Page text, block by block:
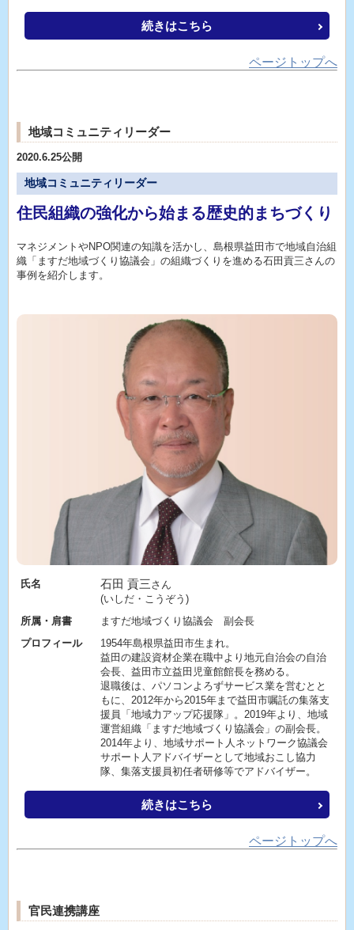
続きはこちら
ページトップへ
地域コミュニティリーダー
2020.6.25公開
地域コミュニティリーダー
住民組織の強化から始まる歴史的まちづくり
マネジメントやNPO関連の知識を活かし、島根県益田市で地域自治組
織「ますだ地域づくり協議会」の組織づくりを進める石田貢三さんの
事例を紹介します。
氏名 石田 貢三さん
(いしだ・こうぞう)
所属・肩書
ますだ地域づくり協議会 副会長
プロフィール
1954年島根県益田市生まれ。
益田の建設資材企業在職中より地元自治会の自治
会長、益田市立益田児童館館長を務める。
退職後は、パソコンよろずサービス業を営むとと
もに、2012年から2015年まで益田市嘱託の集落支
援員「地域力アップ応援隊」。2019年より、地域
運営組織「ますだ地域づくり協議会」の副会長。
2014年より、地域サポート人ネットワーク協議会
サポート人アドバイザーとして地域おこし協力
隊、集落支援員初任者研修等でアドバイザー。
続きはこちら
ページトップへ
官民連携講座